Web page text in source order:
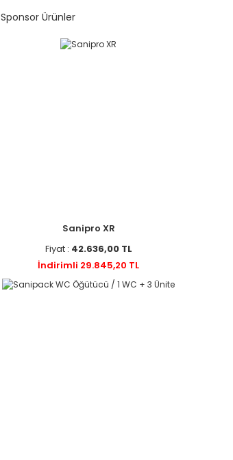
Sponsor Ürünler
Sanipro XR
Fiyat : 42.636,00 TL
İndirimli 29.845,20 TL